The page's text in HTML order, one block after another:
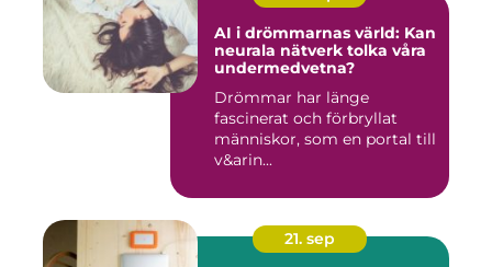
AI i drömmarnas värld: Kan
neurala nätverk tolka våra
undermedvetna?
Drömmar har länge
fascinerat och förbryllat
människor, som en portal till
v&arin...
21. sep